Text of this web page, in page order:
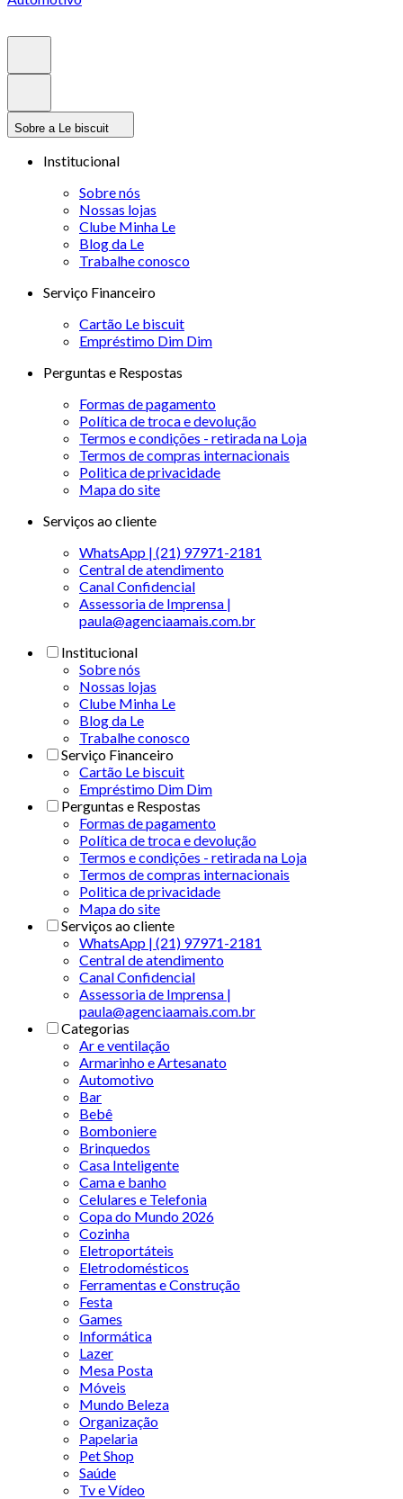
Sobre a Le biscuit
Institucional
Sobre nós
Nossas lojas
Clube Minha Le
Blog da Le
Trabalhe conosco
Serviço Financeiro
Cartão Le biscuit
Empréstimo Dim Dim
Perguntas e Respostas
Formas de pagamento
Política de troca e devolução
Termos e condições - retirada na Loja
Termos de compras internacionais
Politica de privacidade
Mapa do site
Serviços ao cliente
WhatsApp | (21) 97971-2181
Central de atendimento
Canal Confidencial
Assessoria de Imprensa |
paula@agenciaamais.com.br
Institucional
Sobre nós
Nossas lojas
Clube Minha Le
Blog da Le
Trabalhe conosco
Serviço Financeiro
Cartão Le biscuit
Empréstimo Dim Dim
Perguntas e Respostas
Formas de pagamento
Política de troca e devolução
Termos e condições - retirada na Loja
Termos de compras internacionais
Politica de privacidade
Mapa do site
Serviços ao cliente
WhatsApp | (21) 97971-2181
Central de atendimento
Canal Confidencial
Assessoria de Imprensa |
paula@agenciaamais.com.br
Categorias
Ar e ventilação
Armarinho e Artesanato
Automotivo
Bar
Bebê
Bomboniere
Brinquedos
Casa Inteligente
Cama e banho
Celulares e Telefonia
Copa do Mundo 2026
Cozinha
Eletroportáteis
Eletrodomésticos
Ferramentas e Construção
Festa
Games
Informática
Lazer
Mesa Posta
Móveis
Mundo Beleza
Organização
Papelaria
Pet Shop
Saúde
Tv e Vídeo